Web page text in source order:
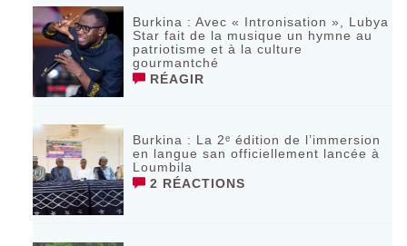
Burkina : Avec « Intronisation », Lubya
Star fait de la musique un hymne au
patriotisme et à la culture
gourmantché
RÉAGIR
Burkina : La 2ᵉ édition de l’immersion
en langue san officiellement lancée à
Loumbila
2 RÉACTIONS